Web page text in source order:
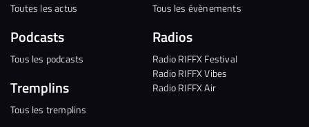
Toutes les actus
Podcasts
Tous les podcasts
Tremplins
Tous les tremplins
Tous les évènements
Radios
Radio RIFFX Festival
Radio RIFFX Vibes
Radio RIFFX Air